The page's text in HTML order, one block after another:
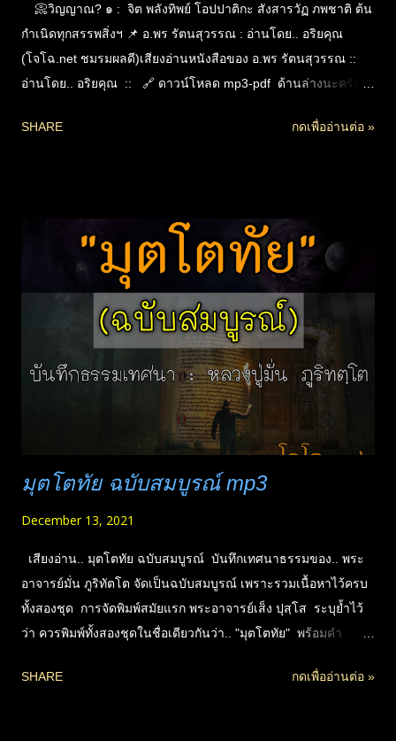
📀วิญญาณ? ๑ : จิต พลังทิพย์ โอปปาติกะ สังสารวัฏ ภพชาติ ต้น
กำเนิดทุกสรรพสิ่งฯ 📌 อ.พร รัตนสุวรรณ : อ่านโดย.. อริยคุณ
(โจโฉ.net ชมรมผลดี)เสียงอ่านหนังสือของ อ.พร รัตนสุวรรณ ::
อ่านโดย.. อริยคุณ :: 🔗 ดาวน์โหลด mp3-pdf ด้านล่างนะครับ
จิต โอปปาติกะ สังสารวัฏ ภพชาติ กฏแห่งกรรม ชีวิตและต้นกำเนิด
เข้าใจเรื่อง “วิญญาณ” อย่างครบถ้วน จนเห็นถึงพลังงานนามธรรม
ที่แฝงอยู่ในทุกสรรพสิ่ง ที่จะนำไปสู่ความเข้าใจอริยสัจ ปฏิจสมุ
ปบาท ทำให้ตีความพระไตรปิฎกได้ตรงทางและเข้าใจในความ
หมายในเชิงลึกได้มากขึ้น อีกทั้งยังส่งผลให้เข้าใจเรื่องกฎแห่งกรรม
บาปบุญ การเวียนว่ายตายเกิด และโอปปาติกะคือชีวิตประเภทกาย
ทิพย์ได้อย่างถูกต้อง โดยไม่จำเป็นต้องอาศัยประสบการณ์พิเศษหรือ
อภิญญา หากอาศัยเหตุผลและหลักฐานเชิงพิจารณา เช่นเดียวกับ
SHARE กดเพื่ออ่านต่อ »
มุตโตทัย ฉบับสมบูรณ์ mp3
December 13, 2021
เสียงอ่าน.. มุตโตทัย ฉบับสมบูรณ์ บันทึกเทศนาธรรมของ.. พระ
อาจารย์มั่น ภูริทัตโต จัดเป็นฉบับสมบูรณ์ เพราะรวมเนื้อหาไว้ครบ
ทั้งสองชุด การจัดพิมพ์สมัยแรก พระอาจารย์เส็ง ปุสฺโส ระบุย้ำไว้
ว่า ควรพิมพ์ทั้งสองชุดในชื่อเดียวกันว่า.. "มุตโตทัย" พร้อมคำ
เท่านั้น ||**ชุดที่หนึ่ง บันทึกโดยพระอาจารย์วิริยังค์ สิรินฺธโร และ
SHARE กดเพื่ออ่านต่อ »